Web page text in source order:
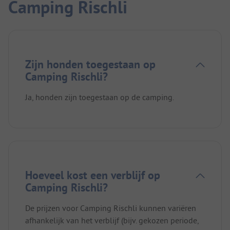
Camping Rischli
Zijn honden toegestaan op
Camping Rischli?
Ja, honden zijn toegestaan op de camping.
Hoeveel kost een verblijf op
Camping Rischli?
De prijzen voor Camping Rischli kunnen variëren
afhankelijk van het verblijf (bijv. gekozen periode,